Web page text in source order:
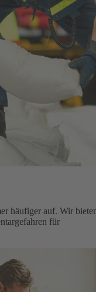
häufiger auf. Wir
für